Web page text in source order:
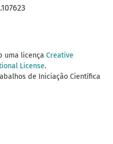
uma licença Creative
License.
de Iniciação Científica